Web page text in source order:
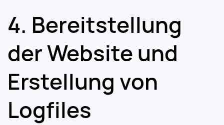
Bereitstellung
der Website und
Erstellung von
Logfiles